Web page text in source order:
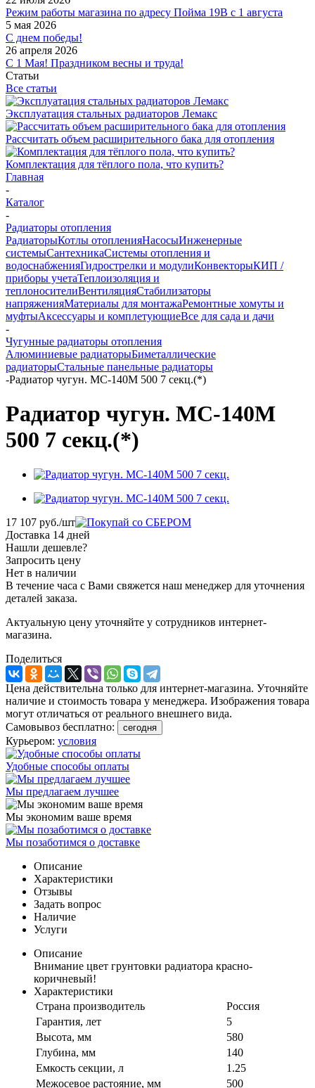
Режим работы магазина по адресу Пойма 19В с 1 августа
5 мая 2026
С днем победы!
26 апреля 2026
С 1 Мая! Праздником весны и труда!
Статьи
Все статьи
Эксплуатация стальных радиаторов Лемакс
Рассчитать объем расширительного бака для отопления
Комплектация для тёплого пола, что купить?
Главная
-
Каталог
-
Радиаторы отопления
РадиаторыКотлы отопленияНасосыИнженерные
системыСантехникаСистемы отопления и
водоснабженияГидрострелки и модулиКонвекторыКИП /
приборы учетаТеплоизоляция и
теплоносителиВентиляцияСтабилизаторы
напряженияМатериалы для монтажаРемонтные хомуты и
муфтыАксессуары и комплетующиеВсе для сада и дачи
-
Чугунные радиаторы отопления
Алюминиевые радиаторыБиметаллические
радиаторыСтальные панельные радиаторы
-Радиатор чугун. МС-140М 500 7 секц.(*)
Радиатор чугун. МС-140М
500 7 секц.(*)
17 107 руб./шт
Доставка 14 дней
Нашли дешевле?
Запросить цену
Нет в наличии
В течение часа с Вами свяжется наш менеджер для уточнения
деталей заказа.
Актуальную цену уточняйте у сотрудников интернет-
магазина.
Поделиться
Цена действительна только для интернет-магазина. Уточняйте
наличие и стоимость товара у менеджера. Изображения товара
могут отличаться от реального внешнего вида.
Самовывоз бесплатно:
сегодня
Курьером: условия
Удобные способы оплаты
Мы предлагаем лучшее
Мы экономим ваше время
Мы позаботимся о доставке
Описание
Характеристики
Отзывы
Задать вопрос
Наличие
Услуги
Описание
Внимание цвет грунтовки радиатора красно-
коричневый!
Характеристики
Страна производитель
Россия
Гарантия, лет
5
Высота, мм
580
Глубина, мм
140
Емкость секции, л
1.25
Межосевое растояние, мм
500